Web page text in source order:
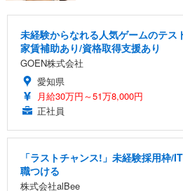
未経験からなれる人気ゲームのテス
家賃補助あり/資格取得支援あり
GOEN株式会社
愛知県
月給30万円～51万8,000円
正社員
「ラストチャンス!」未経験採用枠/
職つける
株式会社alBee